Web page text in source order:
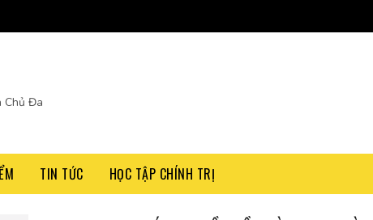
Chủ Đa
TIN TỨC HỌC TẬP CHÍNH TRỊ